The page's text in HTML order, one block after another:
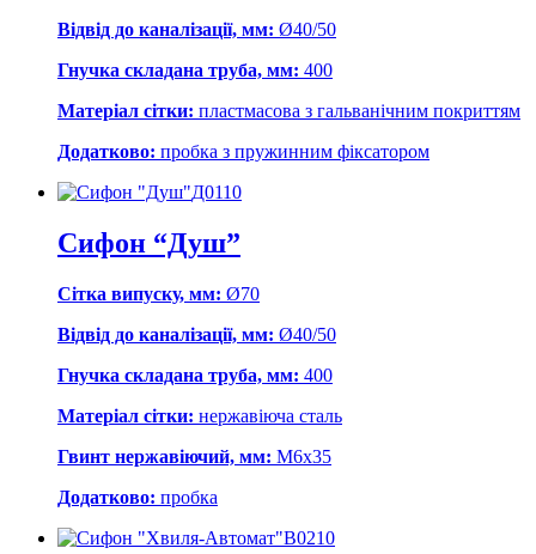
Відвід до каналізації, мм: Ø40/50
Гнучка складана труба, мм: 400
Матеріал сітки: пластмасова з гальванічним покриттям
Додатково: пробка з пружинним фіксатором
Д0110
Сифон “Душ”
Сітка випуску, мм: Ø70
Відвід до каналізації, мм: Ø40/50
Гнучка складана труба, мм: 400
Матеріал сітки: нержавіюча сталь
Гвинт нержавіючий, мм: М6х35
Додатково: пробка
В0210